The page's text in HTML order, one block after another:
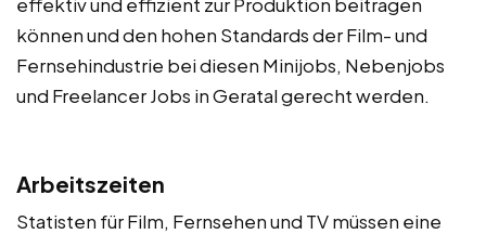
können und den hohen Standards der Film- und
Fernsehindustrie bei diesen Minijobs, Nebenjobs
und Freelancer Jobs in Geratal gerecht werden.
Arbeitszeiten
Statisten für Film, Fernsehen und TV müssen eine